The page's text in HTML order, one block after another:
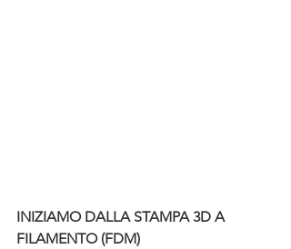
INIZIAMO DALLA STAMPA 3D A
FILAMENTO (FDM)